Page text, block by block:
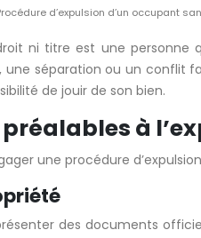
d’expulsion d’un occupant
ni titre est une personne
séparation ou un conflit
de jouir de son bien.
à
une procédure
des documents